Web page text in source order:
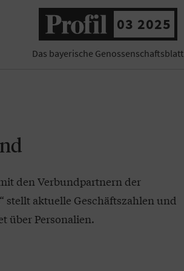
03 2025
Das bayerische Genossenschaftsblatt
den Verbundpartnern der
stellt aktuelle Geschäftszahlen und
über Personalien.